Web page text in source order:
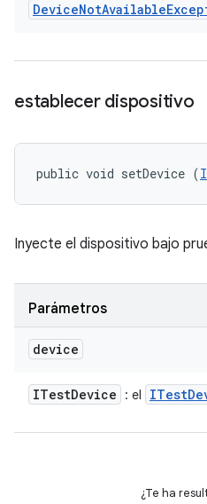
DeviceNotAvailable
establecer dispositivo
public void setDevice (
Inyecte el dispositivo bajo
Parámetros
device
ITestDevice : el ITest
¿Te ha